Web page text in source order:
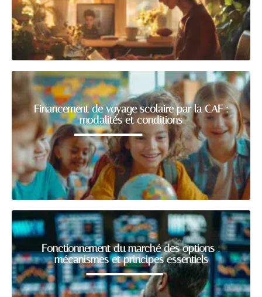
Financement de voyage scolaire par la CAF :
modalités et conditions
Fonctionnement du marché des options :
mécanismes et principes essentiels